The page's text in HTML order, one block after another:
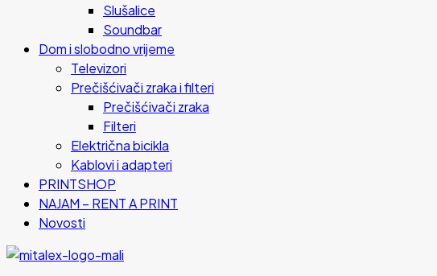
Slušalice
Soundbar
Dom i slobodno vrijeme
Televizori
Prečišćivači zraka i filteri
Prečišćivači zraka
Filteri
Električna bicikla
Kablovi i adapteri
PRINTSHOP
NAJAM – RENT A PRINT
Novosti